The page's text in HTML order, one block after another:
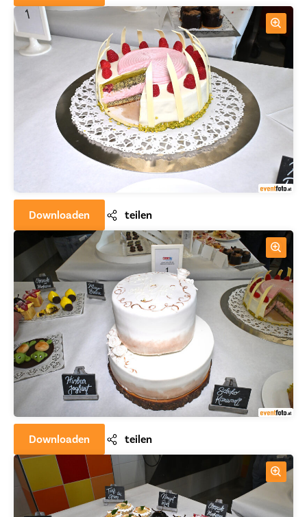
Downloaden teilen
Downloaden teilen